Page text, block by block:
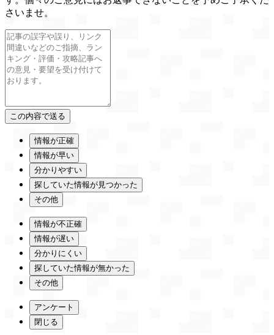
さいませ。
情報が正確
情報が早い
分かりやすい
探していた情報が見つかった
その他
情報が不正確
情報が遅い
分かりにくい
探していた情報が無かった
その他
アンケート
閉じる